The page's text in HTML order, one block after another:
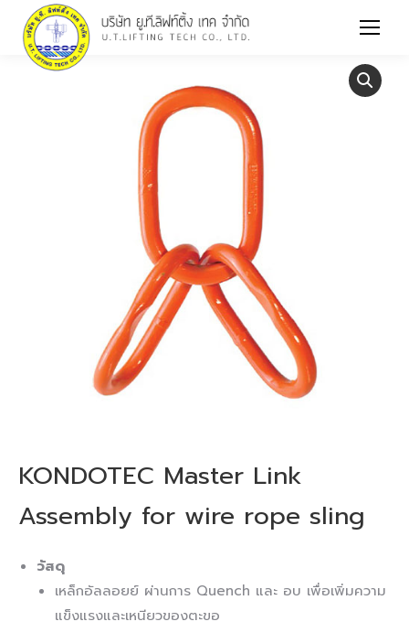
KONDOTEC Master Link
Assembly for wire rope sling
วัสดุ
เหล็กอัลลอยย์ ผ่านการ Quench และ อบ เพื่อเพิ่มความ
แข็งแรงและเหนียวของตะขอ